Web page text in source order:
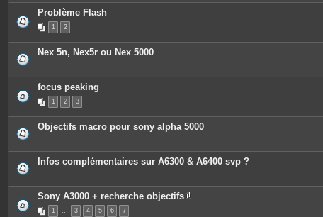
c
i
n
Problème Flash
1 2
Nex 5n, Nex5r ou Nex 5000
focus peaking
1 2 3
Objectifs macro pour sony alpha 5000
Infos complémentaires sur A6300 & A6400 svp ?
Sony A3000 + recherche objectifs
1 … 3 4 5 6 7